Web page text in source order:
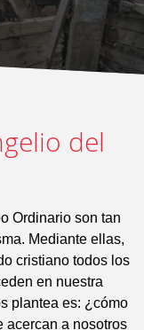
del
Ordinario son tan
Mediante ellas,
cristiano todos los
en nuestra
plantea es: ¿cómo
acercan a nosotros